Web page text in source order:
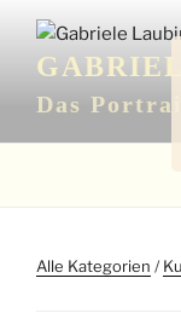
Inhalt
springen
Das Portrait
Alle Kategorien /